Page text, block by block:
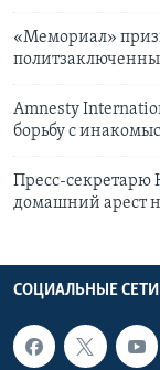
«Мемориал»
Amnesty
борьбу с
Пресс-секретарю
домашний арест
СОЦИАЛЬНЫЕ СЕТИ